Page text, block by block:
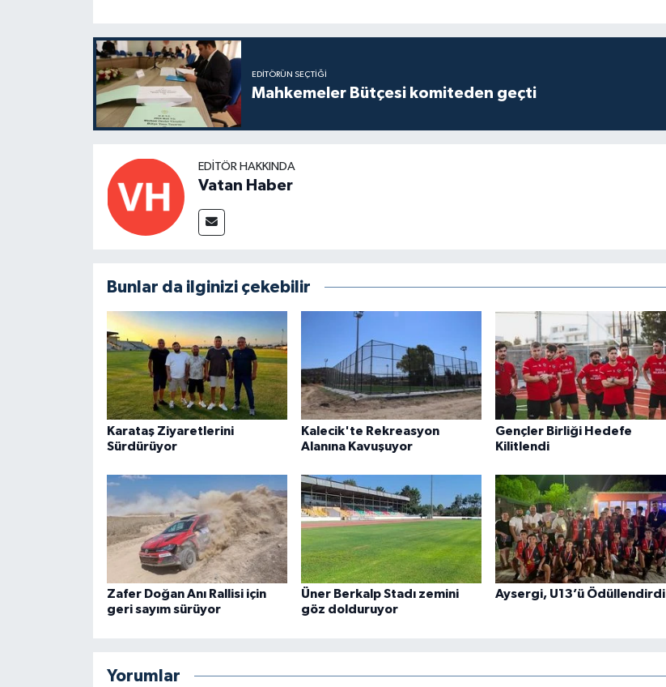
EDITÖRÜN SEÇTIĞI
Mahkemeler Bütçesi komiteden geçti
EDITÖR HAKKINDA
Vatan Haber
Bunlar da ilginizi çekebilir
Karataş Ziyaretlerini
Sürdürüyor
Kalecik'te Rekreasyon
Alanına Kavuşuyor
Gençler Birliği Hedefe
Kilitlendi
Zafer Doğan Anı Rallisi için
geri sayım sürüyor
Üner Berkalp Stadı zemini
göz dolduruyor
Aysergi, U13’ü Ödüllendirdi
Yorumlar